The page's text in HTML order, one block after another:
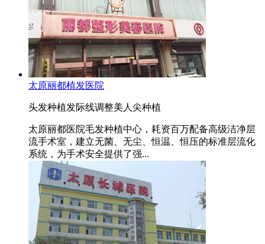
太原丽都植发医院
头发种植发际线调整美人尖种植
太原丽都医院毛发种植中心，耗资百万配备高级洁净层
流手术室，建立无菌、无尘、恒温、恒压的标准层流化
系统，为手术安全提供了强...